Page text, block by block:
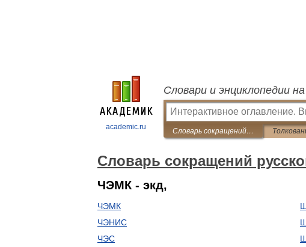
academic.ru
Словари и энциклопедии
Словарь сокращений русского языка
Словарь сокращений
ЧЭМК - экд,
ЧЭМК
ЧЭНИС
ЧЭС